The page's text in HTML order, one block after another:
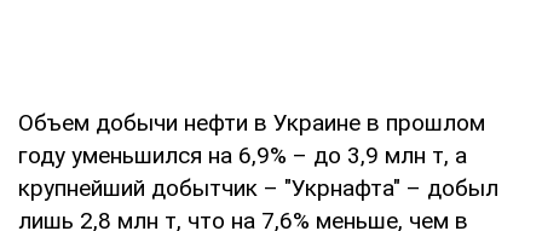
Объем добычи нефти в Украине в прошлом
году уменьшился на 6,9% – до 3,9 млн т, а
крупнейший добытчик – "Укрнафта" – добыл
лишь 2,8 млн т, что на 7,6% меньше, чем в